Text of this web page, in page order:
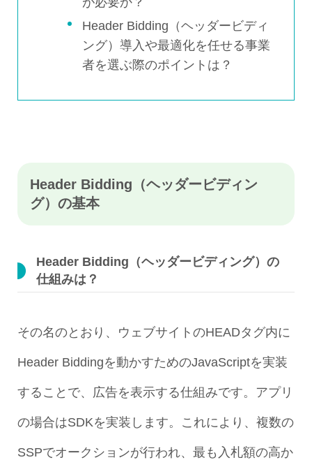
Header Bidding（ヘッダービディ
ング）導入や最適化を任せる事業
者を選ぶ際のポイントは？
Header Bidding（ヘッダービディン
グ）の基本
Header Bidding（ヘッダービディング）の
仕組みは？
その名のとおり、ウェブサイトのHEADタグ内に
Header Biddingを動かすためのJavaScriptを実装
することで、広告を表示する仕組みです。アプリ
の場合はSDKを実装します。これにより、複数の
SSPでオークションが行われ、最も入札額の高か